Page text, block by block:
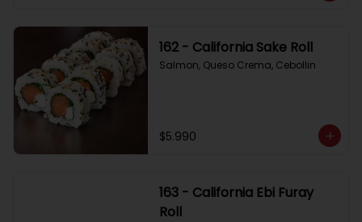
162 - California Sake Roll
Salmon, Queso Crema, Cebollin
$5.990
163 - California Ebi Furay
Roll